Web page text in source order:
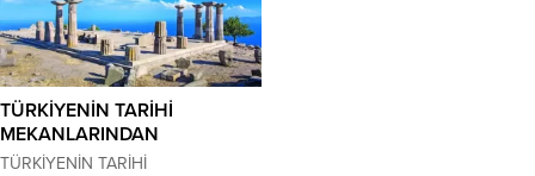
TÜRKİYENİN TARİHİ
MEKANLARINDAN
TÜRKİYENİN TARİHİ